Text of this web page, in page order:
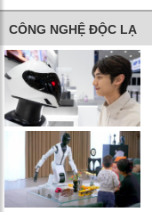
CÔNG NGHỆ ĐỘC LẠ